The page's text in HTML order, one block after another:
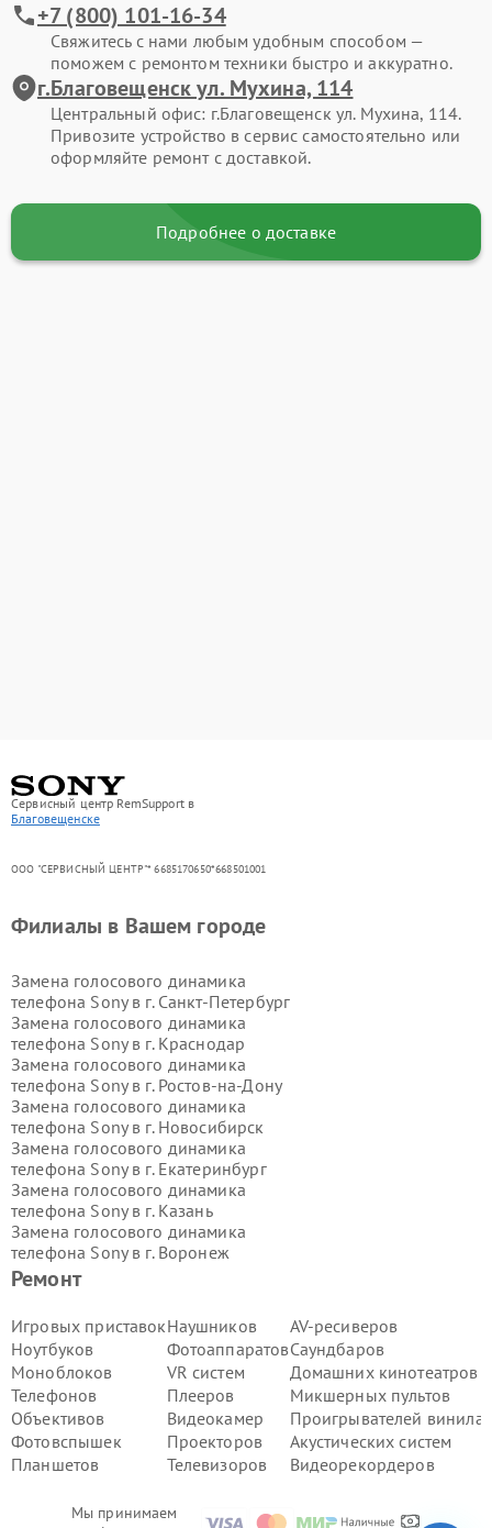
+7 (800) 101-16-34
Свяжитесь с нами любым удобным способом —
поможем с ремонтом техники быстро и аккуратно.
г.Благовещенск ул. Мухина, 114
Центральный офис: г.Благовещенск ул. Мухина, 114.
Привозите устройство в сервис самостоятельно или
оформляйте ремонт с доставкой.
Подробнее о доставке
Сервисный центр RemSupport в
Благовещенске
ООО "СЕРВИСНЫЙ ЦЕНТР"* 6685170650*668501001
Мы принимаем
Ремонт
Игровых приставок
Ноутбуков
Моноблоков
Телефонов
Объективов
Фотовспышек
Планшетов
Наушников
Фотоаппаратов
VR систем
Плееров
Видеокамер
Проекторов
Телевизоров
AV-ресиверов
Саундбаров
Домашних кинотеатров
Микшерных пультов
Проигрывателей винила
Акустических систем
Видеорекордеров
Филиалы в Вашем городе
Замена голосового динамика
телефона Sony в г. Санкт-Петербург
Замена голосового динамика
телефона Sony в г. Краснодар
Замена голосового динамика
телефона Sony в г. Ростов-на-Дону
Замена голосового динамика
телефона Sony в г. Новосибирск
Замена голосового динамика
телефона Sony в г. Екатеринбург
Замена голосового динамика
телефона Sony в г. Казань
Замена голосового динамика
телефона Sony в г. Воронеж
Замена голосового динамика
телефона Sony в г.
телефона Sony в г.Самара
Замена голосового динамика
телефона Sony в г.
Пермь
Замена голосового динамика
телефона Sony в г.
Красноярск
Замена голосового динамика
телефона Sony в г.
Ижевск
Замена голосового динамика
телефона Sony в г.
Замена голосового динамика